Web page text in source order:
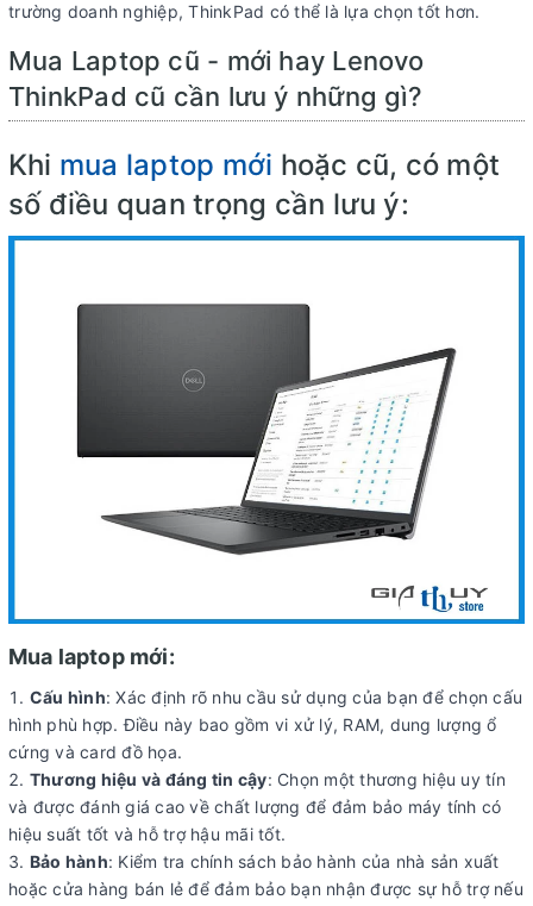
trường doanh nghiệp, ThinkPad có thể là lựa chọn tốt hơn.
Mua Laptop cũ - mới hay Lenovo
ThinkPad cũ cần lưu ý những gì?
Khi mua laptop mới hoặc cũ, có một
số điều quan trọng cần lưu ý:
Mua laptop mới:
Cấu hình: Xác định rõ nhu cầu sử dụng của bạn để chọn cấu
hình phù hợp. Điều này bao gồm vi xử lý, RAM, dung lượng ổ
cứng và card đồ họa.
Thương hiệu và đáng tin cậy: Chọn một thương hiệu uy tín
và được đánh giá cao về chất lượng để đảm bảo máy tính có
hiệu suất tốt và hỗ trợ hậu mãi tốt.
Bảo hành: Kiểm tra chính sách bảo hành của nhà sản xuất
hoặc cửa hàng bán lẻ để đảm bảo bạn nhận được sự hỗ trợ nếu